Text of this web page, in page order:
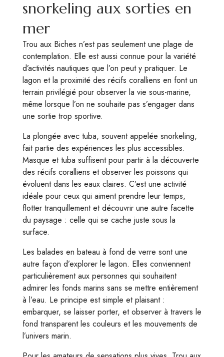
snorkeling aux sorties en
mer
Trou aux Biches n’est pas seulement une plage de
contemplation. Elle est aussi connue pour la variété
d’activités nautiques que l’on peut y pratiquer. Le
lagon et la proximité des récifs coralliens en font un
terrain privilégié pour observer la vie sous-marine,
même lorsque l’on ne souhaite pas s’engager dans
une sortie trop sportive.
La plongée avec tuba, souvent appelée snorkeling,
fait partie des expériences les plus accessibles.
Masque et tuba suffisent pour partir à la découverte
des récifs coralliens et observer les poissons qui
évoluent dans les eaux claires. C’est une activité
idéale pour ceux qui aiment prendre leur temps,
flotter tranquillement et découvrir une autre facette
du paysage : celle qui se cache juste sous la
surface.
Les balades en bateau à fond de verre sont une
autre façon d’explorer le lagon. Elles conviennent
particulièrement aux personnes qui souhaitent
admirer les fonds marins sans se mettre entièrement
à l’eau. Le principe est simple et plaisant :
embarquer, se laisser porter, et observer à travers le
fond transparent les couleurs et les mouvements de
l’univers marin.